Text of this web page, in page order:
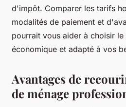
d'impôt. Comparer les tarifs
modalités de paiement et
pourrait vous aider à choisir
économique et adapté à vos
Avantages de
de ménage